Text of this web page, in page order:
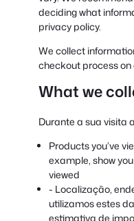
deciding what
privacy policy.
We collect
checkout process on
What we
Durante a sua visita
Products you’ve
example, show
viewed
- Localização,
utilizamos estes
estimativa de